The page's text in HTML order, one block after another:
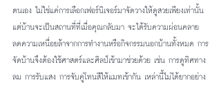
ตนเอง ไม่ใช่แค่การเลือกเฟอร์นิเจอร์มาจัดวางให้ดูสวยเพียงเท่านั้น
แต่บ้านจะเป็นสถานที่ที่เมื่อคุณกลับมา จะได้รับความผ่อนคลาย
ลดความเหนื่อยล้าจากการทำงานหรือกิจกรรมนอกบ้านทั้งหมด การ
จัดบ้านจึงต้องใช้ศาสตร์และศิลป์เข้ามาช่วยด้วย เช่น การดูทิศทาง
ลม การรับแสง การจับคู่โทนสีให้แมทเข้ากัน เหล่านี้ไม่ได้ยากอย่าง